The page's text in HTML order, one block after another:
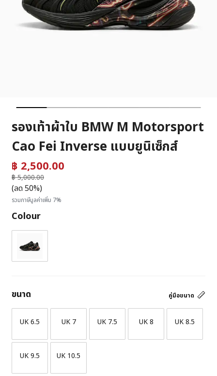
รองเท้าผ้าใบ BMW M Motorsport
Cao Fei Inverse แบบยูนิเซ็กส์
฿ 2,500.00
฿ 5,000.00
ถึง
(ลด 50%)
รวมภาษีมูลค่าเพิ่ม 7%
Colour
คู่มือขนาด
ขนาด
UK 6.5 UK 7 UK 7.5 UK 8 UK 8.5
UK 9.5 UK 10.5